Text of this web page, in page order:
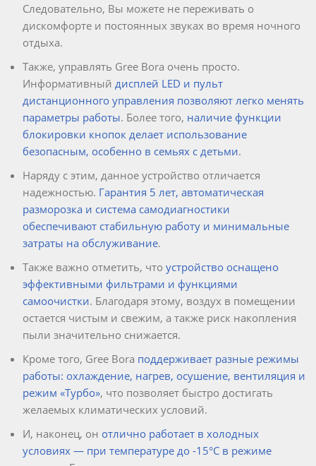
Следовательно, Вы можете не переживать о
дискомфорте и постоянных звуках во время ночного
отдыха.
Также, управлять Gree Bora очень просто.
Информативный дисплей LED и пульт
дистанционного управления позволяют легко менять
параметры работы. Более того, наличие функции
блокировки кнопок делает использование
безопасным, особенно в семьях с детьми.
Наряду с этим, данное устройство отличается
надежностью. Гарантия 5 лет, автоматическая
разморозка и система самодиагностики
обеспечивают стабильную работу и минимальные
затраты на обслуживание.
Также важно отметить, что устройство оснащено
эффективными фильтрами и функциями
самоочистки. Благодаря этому, воздух в помещении
остается чистым и свежим, а также риск накопления
пыли значительно снижается.
Кроме того, Gree Bora поддерживает разные режимы
работы: охлаждение, нагрев, осушение, вентиляция и
режим «Турбо», что позволяет быстро достигать
желаемых климатических условий.
И, наконец, он отлично работает в холодных
условиях — при температуре до -15°C в режиме